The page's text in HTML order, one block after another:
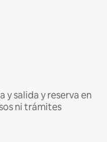
y salida y reserva en
ni trámites